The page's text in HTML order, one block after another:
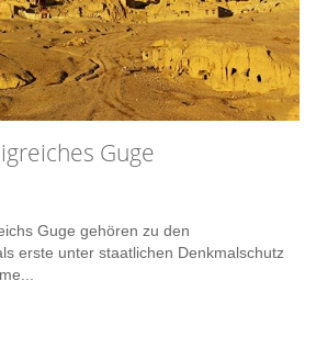
Guge
Guge gehören zu den
erste unter staatlichen Denkmalschutz